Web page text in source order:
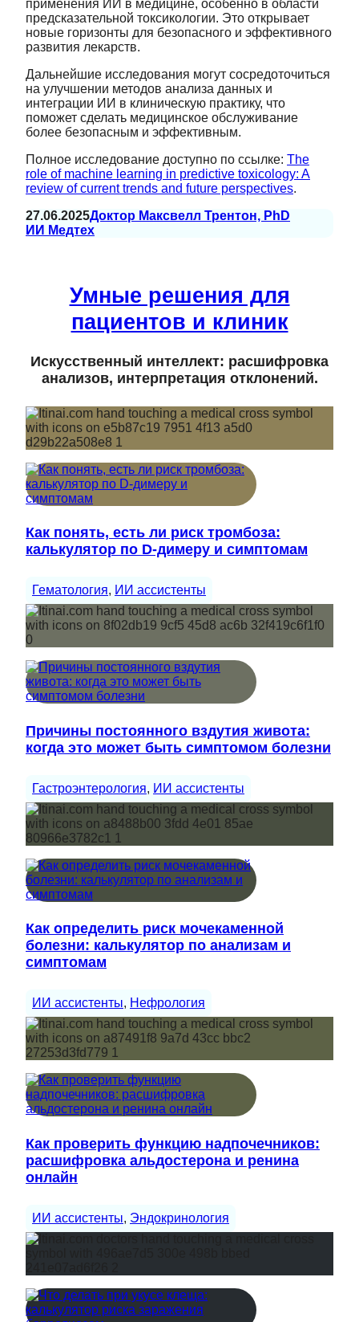
применения ИИ в медицине, особенно в области
предсказательной токсикологии. Это открывает
новые горизонты для безопасного и эффективного
развития лекарств.
Дальнейшие исследования могут сосредоточиться
на улучшении методов анализа данных и
интеграции ИИ в клиническую практику, что
поможет сделать медицинское обслуживание
более безопасным и эффективным.
Полное исследование доступно по ссылке: The
role of machine learning in predictive toxicology: A
review of current trends and future perspectives.
27.06.2025Доктор Максвелл Трентон, PhD
ИИ Медтех
Умные решения для
пациентов и клиник
Искусственный интеллект: расшифровка
анализов, интерпретация отклонений.
Как понять, есть ли риск тромбоза:
калькулятор по D-димеру и симптомам
Гематология, ИИ ассистенты
Причины постоянного вздутия живота:
когда это может быть симптомом болезни
Гастроэнтерология, ИИ ассистенты
Как определить риск мочекаменной
болезни: калькулятор по анализам и
симптомам
ИИ ассистенты, Нефрология
Как проверить функцию надпочечников:
расшифровка альдостерона и ренина
онлайн
ИИ ассистенты, Эндокринология